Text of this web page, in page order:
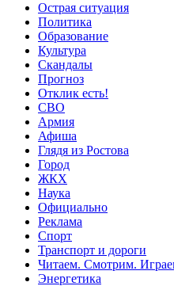
Острая ситуация
Политика
Образование
Культура
Скандалы
Прогноз
Отклик есть!
СВО
Армия
Афиша
Глядя из Ростова
Город
ЖКХ
Наука
Официально
Реклама
Спорт
Транспорт и дороги
Читаем. Смотрим.
Энергетика